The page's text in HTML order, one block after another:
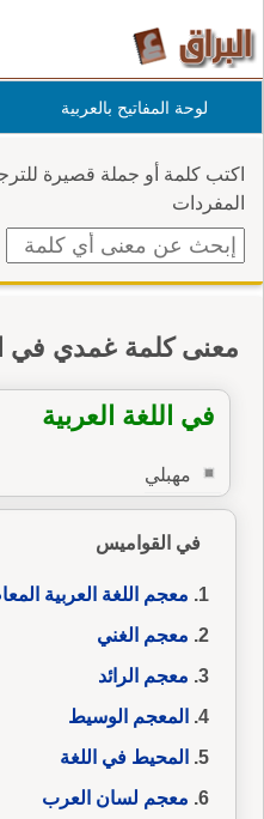
لوحة المفاتيح بالعربية
اكتب كلمة أو جملة قصيرة
المفردات
معنى كلمة غمدي في
في اللغة العربية
مهبلي
في القواميس
معجم اللغة العربية
معجم الغني
معجم الرائد
المعجم الوسيط
المحيط في اللغة
معجم لسان العرب